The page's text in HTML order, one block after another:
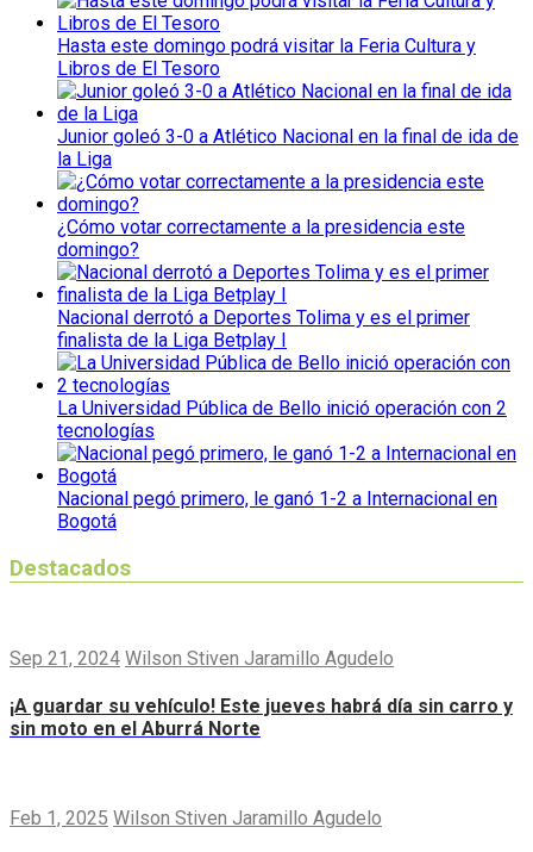
Hasta este domingo podrá visitar la Feria Cultura y
Libros de El Tesoro
Junior goleó 3-0 a Atlético Nacional en la final de ida de
la Liga
¿Cómo votar correctamente a la presidencia este
domingo?
Nacional derrotó a Deportes Tolima y es el primer
finalista de la Liga Betplay I
La Universidad Pública de Bello inició operación con 2
tecnologías
Nacional pegó primero, le ganó 1-2 a Internacional en
Bogotá
Destacados
Sep 21, 2024 Wilson Stiven Jaramillo Agudelo
¡A guardar su vehículo! Este jueves habrá día sin carro y
sin moto en el Aburrá Norte
Feb 1, 2025 Wilson Stiven Jaramillo Agudelo